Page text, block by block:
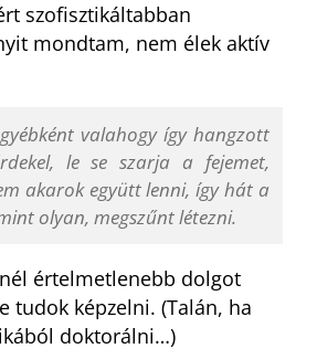
szofisztikáltabban
mondtam, nem élek aktív
valahogy így hangzott
le se szarja a fejemet,
akarok együtt lenni, így hát a
olyan, megszűnt létezni.
értelmetlenebb dolgot
tudok képzelni. (Talán, ha
doktorálni…)